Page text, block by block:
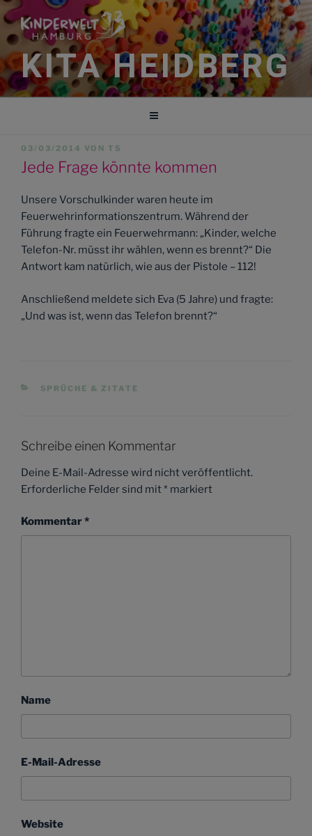
Zum
Inhalt
springen
KITA HEIDBERG
VERÖFFENTLICHT
AM
03/03/2014 VON TS
Jede Frage könnte kommen
Unsere Vorschulkinder waren heute im
Feuerwehrinformationszentrum. Während der
Führung fragte ein Feuerwehrmann: „Kinder, welche
Telefon-Nr. müsst ihr wählen, wenn es brennt?“ Die
Antwort kam natürlich, wie aus der Pistole – 112!
Anschließend meldete sich Eva (5 Jahre) und fragte:
„Und was ist, wenn das Telefon brennt?“
KATEGORIEN
SPRÜCHE & ZITATE
Schreibe einen Kommentar
Deine E-Mail-Adresse wird nicht veröffentlicht.
Erforderliche Felder sind mit* markiert
Kommentar*
Name
E-Mail-Adresse
Website